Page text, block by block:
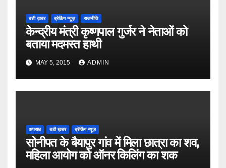
बडी ख़बर ब्रेकिंग न्यूज़ राजनीति
केन्द्रीय मंत्री कृष्णपाल गुर्जर ने नेताओं को
बताया मदमस्त हाथी
MAY 5, 2015 ADMIN
अपराध बडी ख़बर ब्रेकिंग न्यूज़
सोनीपत के बैयापुर गांव में मिला छात्रा का शव,
महिला आयोग को ऑनर किलिंग का शक